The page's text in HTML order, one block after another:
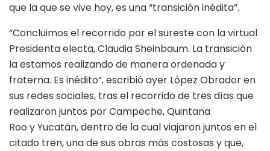
que la que se vive hoy, es una “transición inédita”.
“Concluimos el recorrido por el sureste con la virtual
Presidenta electa, Claudia Sheinbaum. La transición
la estamos realizando de manera ordenada y
fraterna. Es inédito”, escribió ayer López Obrador en
sus redes sociales, tras el recorrido de tres días que
realizaron juntos por Campeche, Quintana
Roo y Yucatán, dentro de la cual viajaron juntos en el
citado tren, una de sus obras más costosas y que,